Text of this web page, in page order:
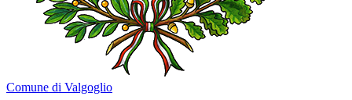
Comune di Valgoglio